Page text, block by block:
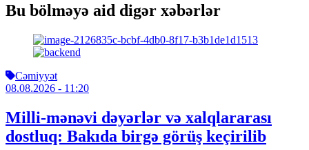
Bu bölməyə aid digər xəbərlər
Cəmiyyət
08.08.2026 - 11:20
Milli-mənəvi dəyərlər və xalqlararası
dostluq: Bakıda birgə görüş keçirilib